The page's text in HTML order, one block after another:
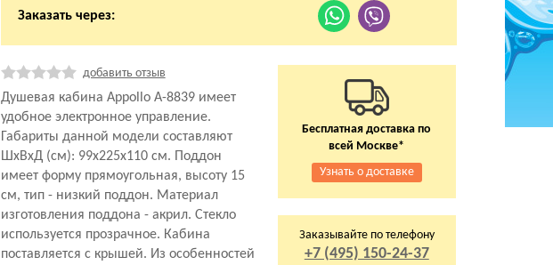
Заказать через:
добавить отзыв
Душевая кабина Appollo A-8839 имеет
удобное электронное управление.
Габариты данной модели составляют
ШхВхД (см): 99x225x110 см. Поддон
имеет форму прямоугольная, высоту 15
см, тип - низкий поддон. Материал
изготовления поддона - акрил. Стекло
используется прозрачное. Кабина
поставляется с крышей. Из особенностей
Бесплатная доставка по
всей Москве*
Узнать о доставке
Заказывайте по телефону
+7 (495) 150-24-37